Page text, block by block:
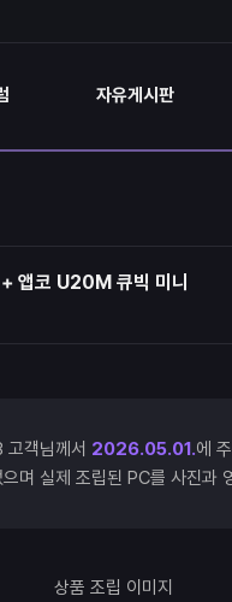
자유게시판
앱코 U20M 큐빅 미니
객님께서 2026.05.01.에
며 실제 조립된 PC를 사진과